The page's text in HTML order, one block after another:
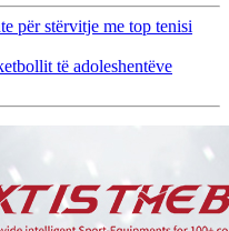
për stërvitje me top tenisi
të adoleshentëve